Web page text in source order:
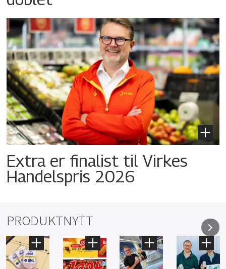
Extra er finalist til Virkes
Handelspris 2026
PRODUKTNYTT